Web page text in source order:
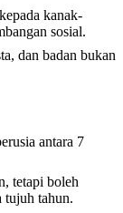
kanak-
sosial.
dan badan bukan
antara 7
tetapi boleh
tujuh tahun.